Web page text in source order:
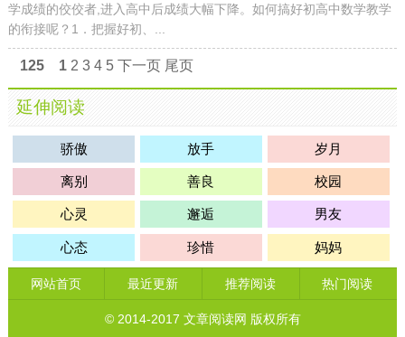
学成绩的佼佼者,进入高中后成绩大幅下降。如何搞好初高中数学教学
的衔接呢？1．把握好初、...
125 1 2 3 4 5 下一页 尾页
延伸阅读
骄傲 放手 岁月
离别 善良 校园
心灵 邂逅 男友
心态 珍惜 妈妈
网站首页 最近更新 推荐阅读 热门阅读
© 2014-2017 文章阅读网 版权所有